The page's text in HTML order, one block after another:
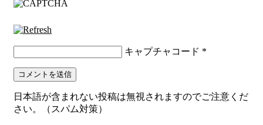
キャプチャコード *
日本語が含まれない投稿は無視されますのでご注意くだ
さい。（スパム対策）